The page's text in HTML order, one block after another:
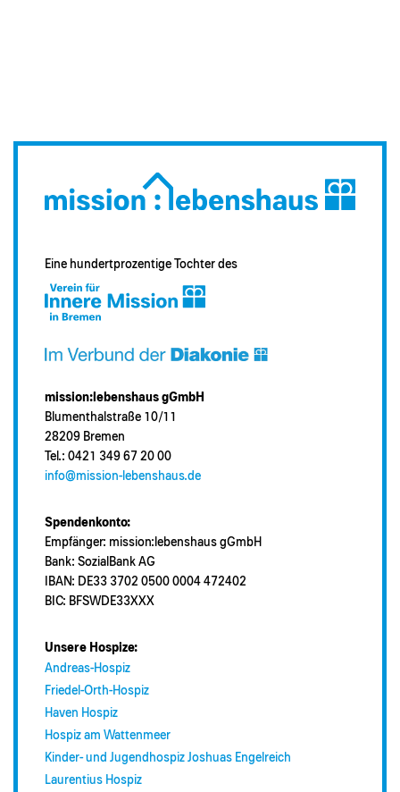
Eine hundertprozentige Tochter des
mission:lebenshaus gGmbH
Blumenthalstraße 10/11
28209 Bremen
Tel.: 0421 349 67 20 00
info@mission-lebenshaus.de
Spendenkonto:
Empfänger: mission:lebenshaus gGmbH
Bank: SozialBank AG
IBAN: DE33 3702 0500 0004 472402
BIC: BFSWDE33XXX
Unsere Hospize:
Andreas-Hospiz
Friedel-Orth-Hospiz
Haven Hospiz
Hospiz am Wattenmeer
Kinder- und Jugendhospiz Joshuas Engelreich
Laurentius Hospiz